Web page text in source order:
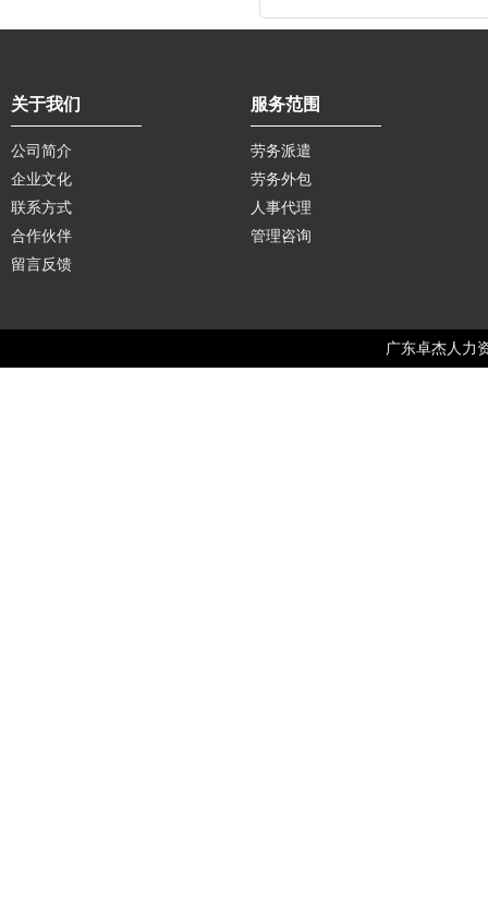
关于我们
公司简介
企业文化
联系方式
合作伙伴
留言反馈
服务范围
劳务派遣
劳务外包
人事代理
管理咨询
广东卓杰人力